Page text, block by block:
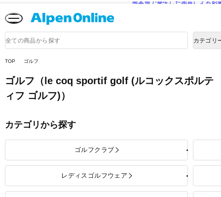
熊本県で発生した地震による影
品
検
カテゴリ
TOP ゴルフ
ゴルフ （le coq sportif golf (ルコックスポルテ
ィフ ゴルフ)）
カテゴリから探す
ゴルフクラブ
レディスゴルフウェア